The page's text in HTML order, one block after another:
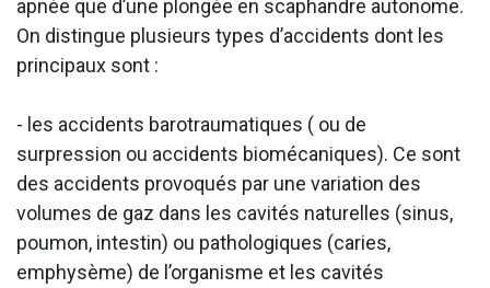
apnée que d’une plongée en scaphandre autonome.
On distingue plusieurs types d’accidents dont les
principaux sont :
- les accidents barotraumatiques ( ou de
surpression ou accidents biomécaniques). Ce sont
des accidents provoqués par une variation des
volumes de gaz dans les cavités naturelles (sinus,
poumon, intestin) ou pathologiques (caries,
emphysème) de l’organisme et les cavités